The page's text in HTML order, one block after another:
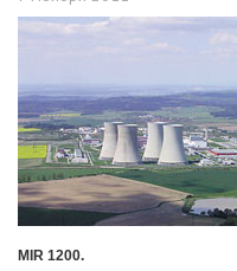
MIR 1200.